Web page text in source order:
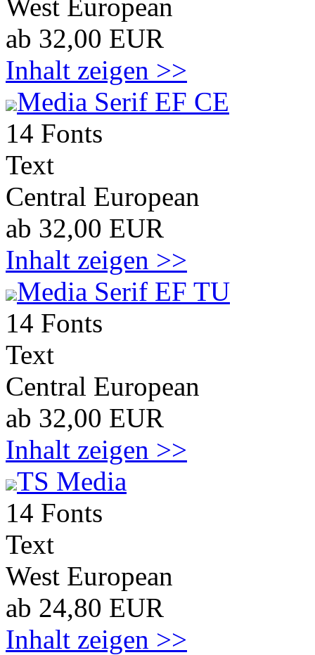
West European
ab 32,00 EUR
Inhalt zeigen >>
Media Serif EF CE
14 Fonts
Text
Central European
ab 32,00 EUR
Inhalt zeigen >>
Media Serif EF TU
14 Fonts
Text
Central European
ab 32,00 EUR
Inhalt zeigen >>
TS Media
14 Fonts
Text
West European
ab 24,80 EUR
Inhalt zeigen >>